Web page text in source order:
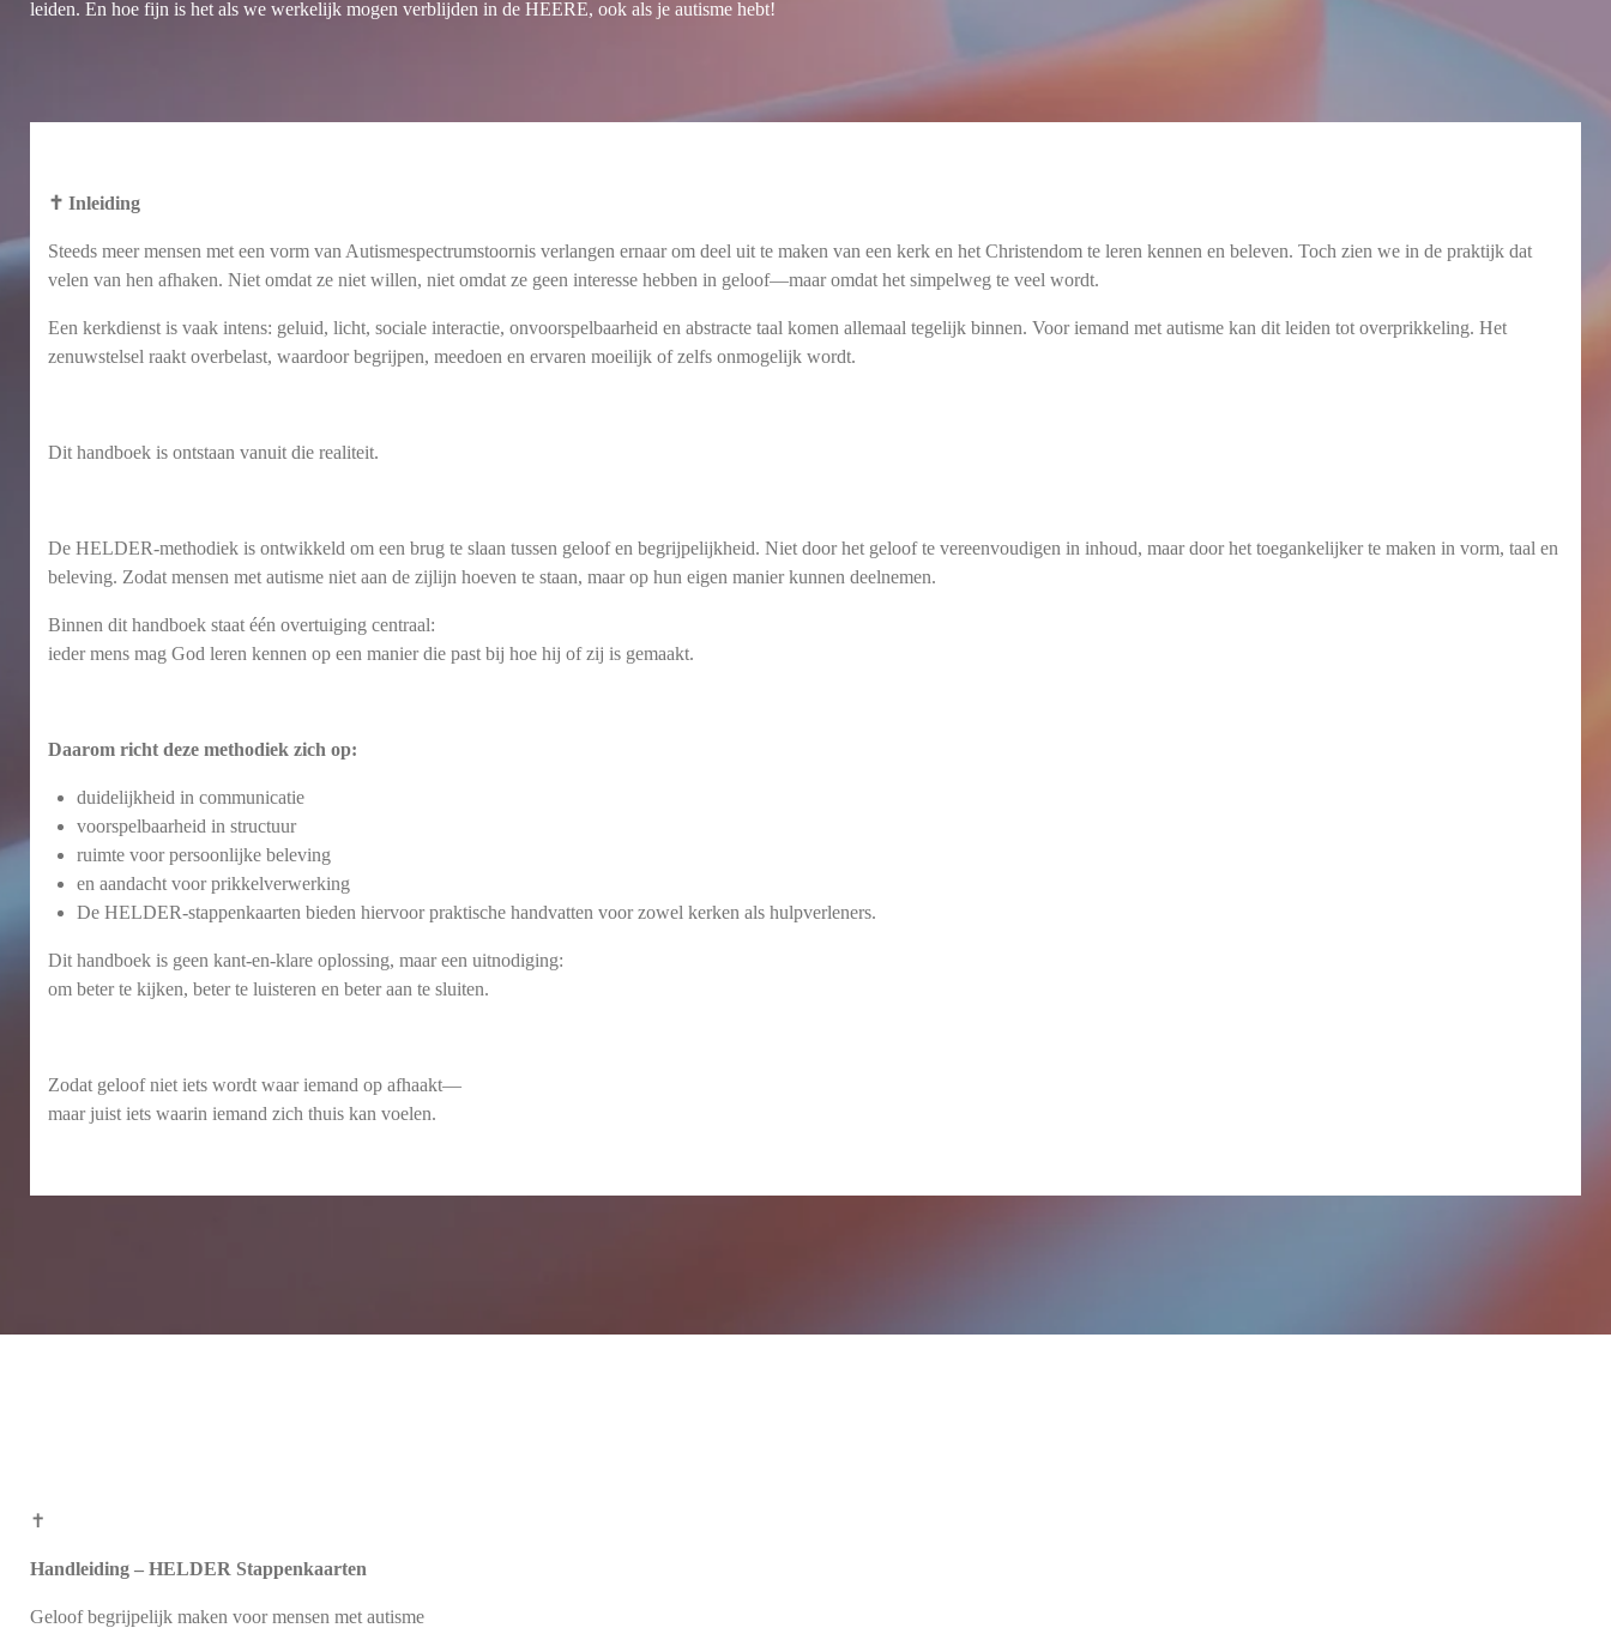
leiden. En hoe fijn is het als we werkelijk mogen verblijden in de HEERE, ook als je autisme hebt!
✝️ Inleiding
Steeds meer mensen met een vorm van Autismespectrumstoornis verlangen ernaar om deel uit te maken van een kerk en het Christendom te leren kennen en beleven. Toch zien we in de praktijk dat
velen van hen afhaken. Niet omdat ze niet willen, niet omdat ze geen interesse hebben in geloof—maar omdat het simpelweg te veel wordt.
Een kerkdienst is vaak intens: geluid, licht, sociale interactie, onvoorspelbaarheid en abstracte taal komen allemaal tegelijk binnen. Voor iemand met autisme kan dit leiden tot overprikkeling. Het
zenuwstelsel raakt overbelast, waardoor begrijpen, meedoen en ervaren moeilijk of zelfs onmogelijk wordt.
Dit handboek is ontstaan vanuit die realiteit.
De HELDER-methodiek is ontwikkeld om een brug te slaan tussen geloof en begrijpelijkheid. Niet door het geloof te vereenvoudigen in inhoud, maar door het toegankelijker te maken in vorm, taal en
beleving. Zodat mensen met autisme niet aan de zijlijn hoeven te staan, maar op hun eigen manier kunnen deelnemen.
Binnen dit handboek staat één overtuiging centraal:
ieder mens mag God leren kennen op een manier die past bij hoe hij of zij is gemaakt.
Daarom richt deze methodiek zich op:
duidelijkheid in communicatie
voorspelbaarheid in structuur
ruimte voor persoonlijke beleving
en aandacht voor prikkelverwerking
De HELDER-stappenkaarten bieden hiervoor praktische handvatten voor zowel kerken als hulpverleners.
Dit handboek is geen kant-en-klare oplossing, maar een uitnodiging:
om beter te kijken, beter te luisteren en beter aan te sluiten.
Zodat geloof niet iets wordt waar iemand op afhaakt—
maar juist iets waarin iemand zich thuis kan voelen.
✝️
Handleiding – HELDER Stappenkaarten
Geloof begrijpelijk maken voor mensen met autisme